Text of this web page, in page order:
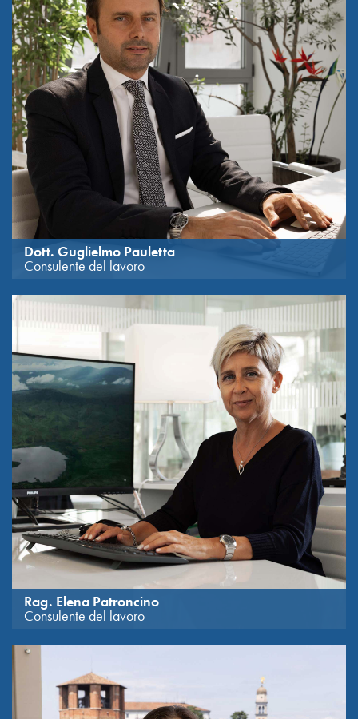
Dott. Guglielmo Pauletta
Consulente del lavoro
all’Università degli Studi di Trieste nel 2001.
Rag. Elena Patroncino
Consulente del lavoro
1993.